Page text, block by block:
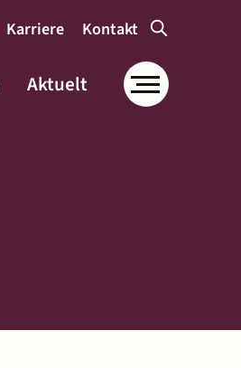
Karriere Kontakt
Aktuelt